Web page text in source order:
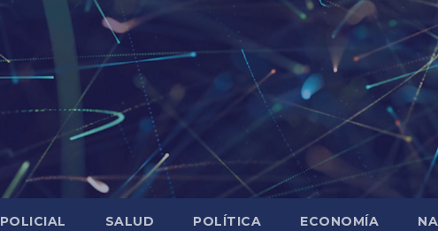
POLICIAL SALUD POLÍTICA ECONOMÍA